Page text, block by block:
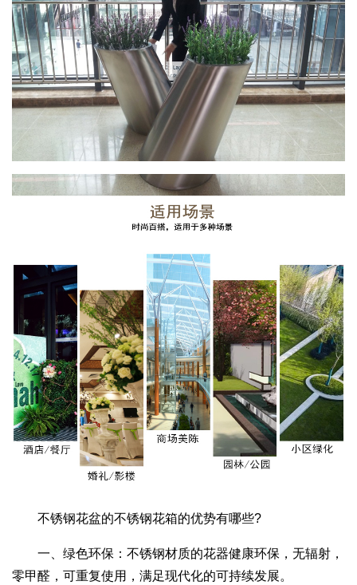
不锈钢花盆的不锈钢花箱的优势有哪些?
一、绿色环保：不锈钢材质的花器健康环保，无辐射，
零甲醛，可重复使用，满足现代化的可持续发展。